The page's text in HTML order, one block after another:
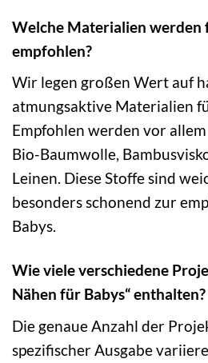
Welche Materialien werden
empfohlen?
Wir legen großen Wert auf
atmungsaktive Materialien
Empfohlen werden vor
Bio-Baumwolle,
Leinen. Diese Stoffe sind
besonders schonend zur
Babys.
Wie viele verschiedene
Nähen für Babys“ enthalten?
Die genaue Anzahl der
spezifischer Ausgabe